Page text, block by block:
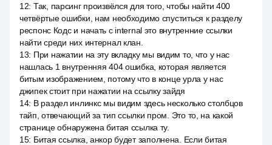
12: Так, парсинг произвёлся для того, чтобы найти 400
четвёртые ошибки, нам необходимо спуститься к разделу
респонс Кодс и начать с internal это внутренние ссылки
найти среди них интернал клан.
13: При нажатии на эту вкладку мы видим то, что у нас
нашлась 1 внутренняя 404 ошибка, которая является
битым изображением, потому что в конце урла у нас
джипек стоит при нажатии на ссылку зайдя
14: В раздел инлинкс мы видим здесь несколько столбцов
тайп, отвечающий за тип ссылки пром. Это то, на какой
странице обнаружена битая ссылка ту.
15: Битая ссылка, анкор будет заполнена. Если битая